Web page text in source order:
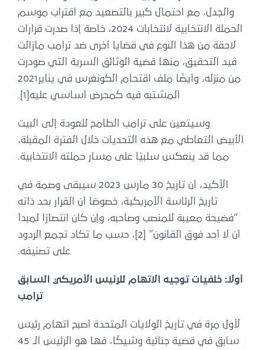
والجدل، مع احتمال كبير بالتصعيد مع اقتراب موسم
الحملة الانتخابية لانتخابات 2024، خاصة إذا صدرت قرارات
لاحقة من هذا النوع في قضايا أخرى ضد ترامب مازالت
قيد التحقيق، منها قضية الوثائق السرية التي صودرت
من منزله، وأيضًا ملف اقتحام الكونغرس في يناير2021
المشتبه فيه كمحرض أساسي عليه[1].
وسيتعين على ترامب الطامح للعودة إلى البيت
الأبيض التعاطي مع هذه التحديات خلال الفترة المقبلة،
مما قد ينعكس سلبيًا على مسار حملته الانتخابية.
الأكيد، أن تاريخ 30 مارس 2023 سيبقى وصمة في
تاريخ الرئاسة الأمريكية، خصوصًا أن القرار بحد ذاته
“فضيحة معيبة للمنصب وصاحبه، وإن كان انتصارًا لمبدأ
أن لا أحد فوق القانون” [2]، حسب ما تكاد تجمع الردود
على تصنيفه.
أولًا: خلفيات توجيه الاتهام للرئيس الأمريكي السابق
ترامب
لأول مرة في تاريخ الولايات المتحدة أصبح اتهام رئيس
سابق في قضية جنائية وشيكًا، فها هو الرئيس الـ 45